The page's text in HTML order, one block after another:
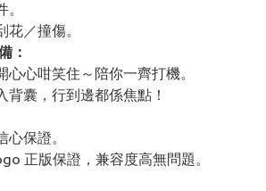
／撞傷。
：
心咁笑住～陪你一齊打機。
背囊，行到邊都係焦點！
保證。
正版保證，兼容度高無問題。